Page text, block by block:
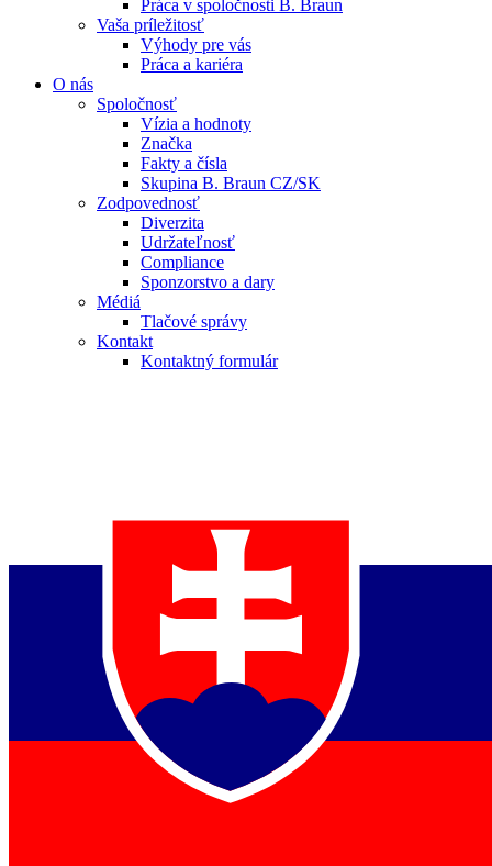
Práca v spoločnosti B. Braun
Vaša príležitosť
Výhody pre vás
Práca a kariéra
O nás
Spoločnosť
Vízia a hodnoty
Značka
Fakty a čísla
Skupina B. Braun CZ/SK
Zodpovednosť
Diverzita
Udržateľnosť
Compliance
Sponzorstvo a dary
Médiá
Tlačové správy
Kontakt
Kontaktný formulár